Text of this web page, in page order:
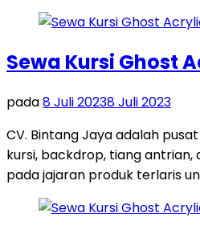
Sewa Kursi Ghost
pada8 Juli 20238 Juli 2023
CV. Bintang Jaya adalah
kursi, backdrop, tiang antrian,
pada jajaran produk terlaris